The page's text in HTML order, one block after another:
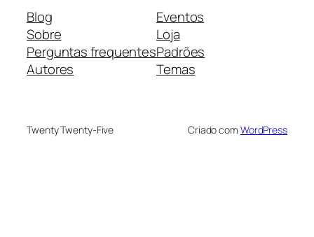
Blog
Sobre
Perguntas frequentes
Autores
Eventos
Loja
Padrões
Temas
Twenty Twenty-Five Criado com WordPress